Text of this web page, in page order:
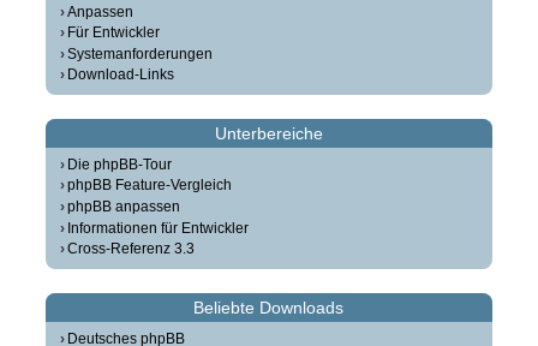
Anpassen
Für Entwickler
Systemanforderungen
Download-Links
Unterbereiche
Die phpBB-Tour
phpBB Feature-Vergleich
phpBB anpassen
Informationen für Entwickler
Cross-Referenz 3.3
Beliebte Downloads
Deutsches phpBB